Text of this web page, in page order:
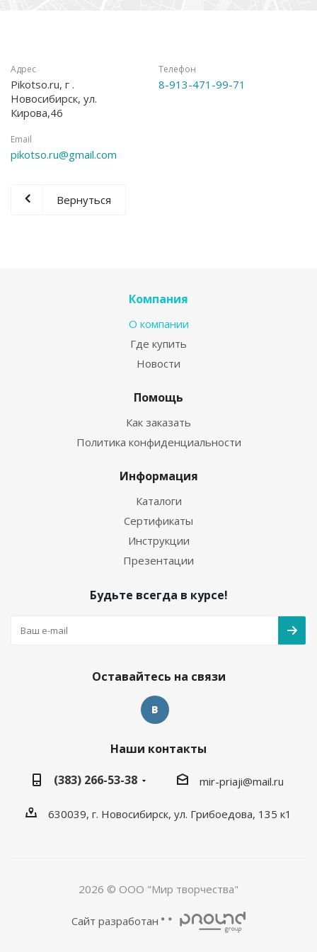
Адрес
Pikotso.ru, г .
Новосибирск, ул.
Кирова,46
Телефон
8-913-471-99-71
Email
pikotso.ru@gmail.com
Вернуться
Компания
О компании
Где купить
Новости
Помощь
Как заказать
Политика конфиденциальности
Информация
Каталоги
Сертификаты
Инструкции
Презентации
Будьте всегда в курсе!
Оставайтесь на связи
Наши контакты
(383) 266-53-38
mir-priaji@mail.ru
630039, г. Новосибирск, ул. Грибоедова, 135 к1
2026 © ООО "Мир творчества"
Сайт разработан